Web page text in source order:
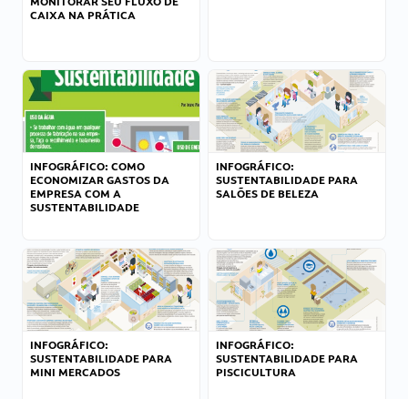
CAIXA NA PRÁTICA
INFOGRÁFICO: COMO
ECONOMIZAR GASTOS DA
EMPRESA COM A
SUSTENTABILIDADE
INFOGRÁFICO:
SUSTENTABILIDADE PARA
SALÕES DE BELEZA
INFOGRÁFICO:
SUSTENTABILIDADE PARA
MINI MERCADOS
INFOGRÁFICO:
SUSTENTABILIDADE PARA
PISCICULTURA